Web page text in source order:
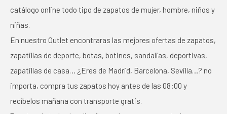
catálogo online todo tipo de zapatos de mujer, hombre, niños y
niñas.
En nuestro Outlet encontraras las mejores ofertas de zapatos,
zapatillas de deporte, botas, botines, sandalias, deportivas,
zapatillas de casa… ¿Eres de Madrid, Barcelona, Sevilla…? no
importa, compra tus zapatos hoy antes de las 08:00 y
recíbelos mañana con transporte gratis.